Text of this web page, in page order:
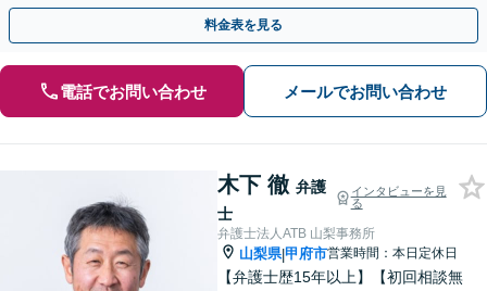
料】
料金表を見る
電話でお問い合わせ メールでお問い合わせ
木下 徹 弁護
士
インタビューを見
る
弁護士法人ATB 山梨事務所
山梨県|甲府市営業時間：本日定休日
【弁護士歴15年以上】【初回相談無